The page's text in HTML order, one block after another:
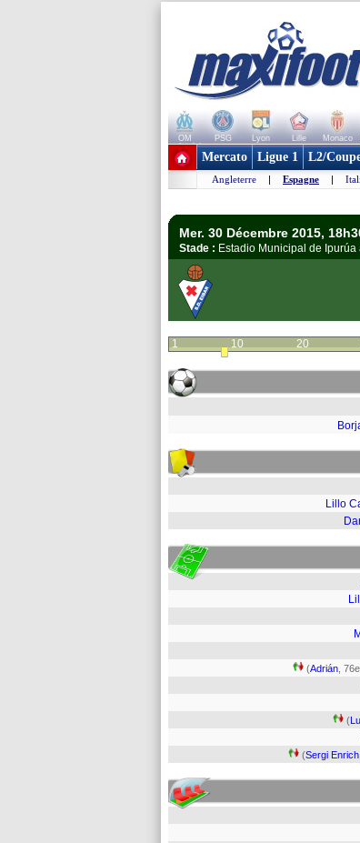
OM PSG Lyon Lille Monaco
+ de clubs
Mercato Ligue 1 L2/
Angleterre | Espagne |
Mer. 30 Décembre 2015,
Stade : Estadio Municipal de
1 10 20
Lillo
(Adrián ,
(
(Sergi Enrich